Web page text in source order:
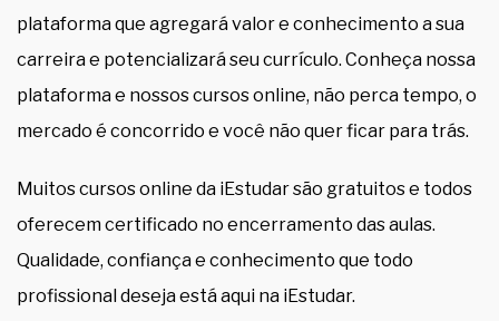
plataforma que agregará valor e conhecimento a sua
carreira e potencializará seu currículo. Conheça nossa
plataforma e nossos cursos online, não perca tempo, o
mercado é concorrido e você não quer ficar para trás.
Muitos cursos online da iEstudar são gratuitos e todos
oferecem certificado no encerramento das aulas.
Qualidade, confiança e conhecimento que todo
profissional deseja está aqui na iEstudar.